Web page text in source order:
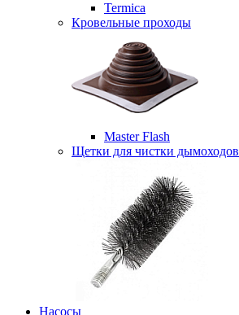
Termica
Кровельные проходы
Master Flash
Щетки для чистки дымоходов
Насосы